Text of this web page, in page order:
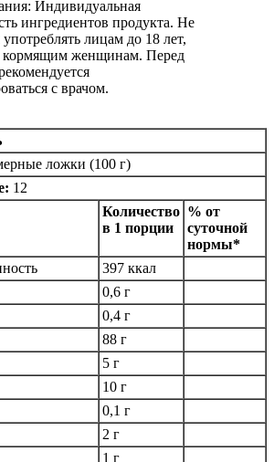
Индивидуальная
ингредиентов продукта. Не
лицам до 18 лет,
кормящим женщинам. Перед
с врачом.
ложки (100 г)
12
Количество
в 1 порции
% от
суточной
нормы*
397 ккал
0,6 г
0,4 г
88 г
5 г
10 г
0,1 г
2 г
1 г